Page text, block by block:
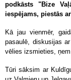
podkāsts "Bize
iespējams, piestās
Kā jau vienmēr,
pasaulē, diskusijas
vēlies izsmieties,
Tūri sāksim ar